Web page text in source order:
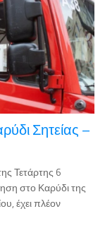
Σητείας –
Τετάρτης 6
στο Καρύδι της
έχει πλέον